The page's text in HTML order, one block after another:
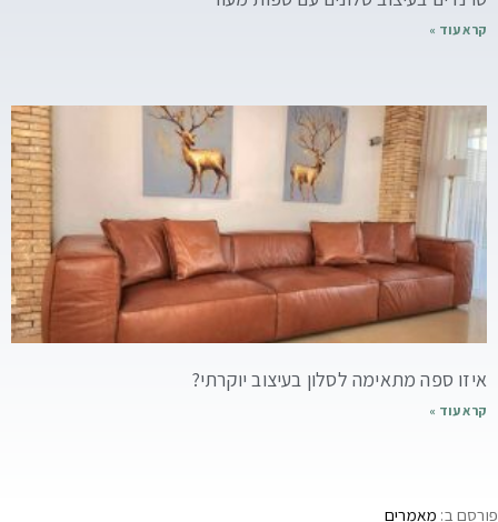
קרא עוד »
איזו ספה מתאימה לסלון בעיצוב יוקרתי?
קרא עוד »
פורסם ב: מאמרים